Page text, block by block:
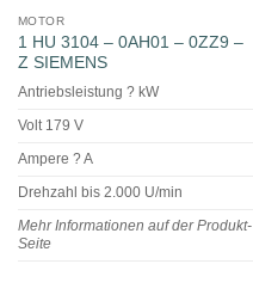
MOTOR
1 HU 3104 – 0AH01 – 0ZZ9 –
Z SIEMENS
Antriebsleistung ? kW
Volt 179 V
Ampere ? A
Drehzahl bis 2.000 U/min
Mehr Informationen auf der Produkt-
Seite